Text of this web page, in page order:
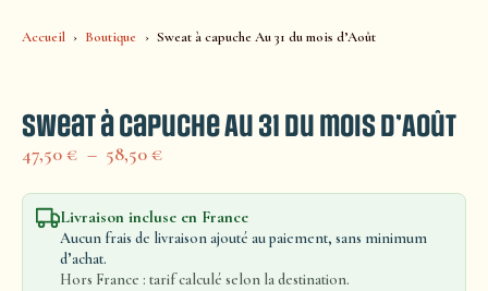
Accueil Boutique Sweat à capuche Au 31 du mois d’Août
Sweat à capuche Au 31 du mois d’Août
47,50€ – 58,50€
Livraison incluse en France
Aucun frais de livraison ajouté au paiement, sans minimum
d’achat.
Hors France : tarif calculé selon la destination.